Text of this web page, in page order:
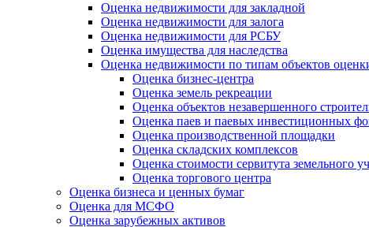
Оценка недвижимости для закладной
Оценка недвижимости для залога
Оценка недвижимости для РСБУ
Оценка имущества для наследства
Оценка недвижимости по типам объектов
Оценка бизнес-центра
Оценка земель рекреации
Оценка объектов незавершенного
Оценка паев и паевых инвестиционных
Оценка производственной площадки
Оценка складских комплексов
Оценка стоимости сервитута земельного
Оценка торгового центра
Оценка бизнеса и ценных бумаг
Оценка для МСФО
Оценка зарубежных активов